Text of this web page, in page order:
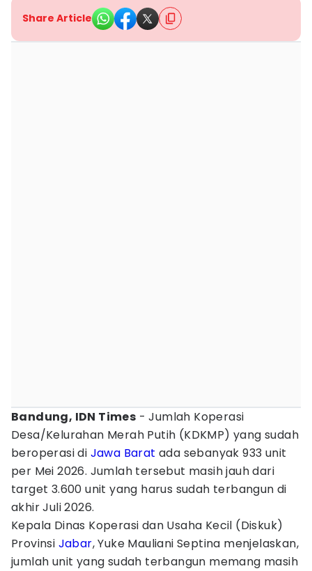
Share Article
Bandung, IDN Times - Jumlah Koperasi
Desa/Kelurahan Merah Putih (KDKMP) yang sudah
beroperasi di Jawa Barat ada sebanyak 933 unit
per Mei 2026. Jumlah tersebut masih jauh dari
target 3.600 unit yang harus sudah terbangun di
akhir Juli 2026.
Kepala Dinas Koperasi dan Usaha Kecil (Diskuk)
Provinsi Jabar, Yuke Mauliani Septina menjelaskan,
jumlah unit yang sudah terbangun memang masih